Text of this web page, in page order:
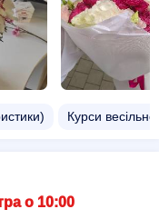
Курси
о 10:00